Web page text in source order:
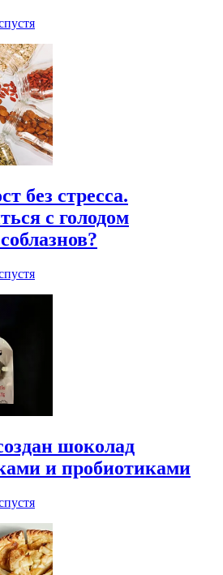
без стресса.
с голодом
шоколад
и пробиотиками